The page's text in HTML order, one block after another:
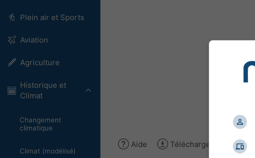
Plein air et Sports
Aviation
Agriculture
Historique et
Climat
Changement
climatique
Climat (modélisé)
Aide Télécharger l'image